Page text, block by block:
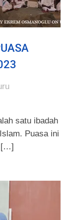
satu ibadah
Puasa ini
[…]